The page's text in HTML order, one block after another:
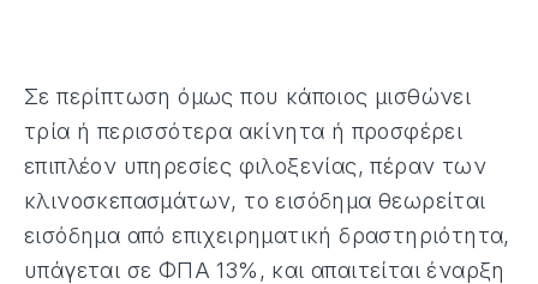
Σε περίπτωση όμως που κάποιος μισθώνει
τρία ή περισσότερα ακίνητα ή προσφέρει
επιπλέον υπηρεσίες φιλοξενίας, πέραν των
κλινοσκεπασμάτων, το εισόδημα θεωρείται
εισόδημα από επιχειρηματική δραστηριότητα,
υπάγεται σε ΦΠΑ 13%, και απαιτείται έναρξη